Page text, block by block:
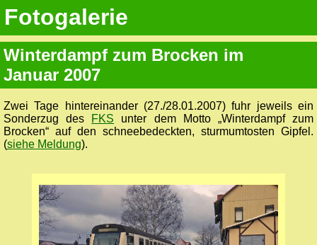
Fotogalerie
Winterdampf zum Brocken im
Januar 2007
Zwei Tage hintereinander (27./28.01.2007) fuhr jeweils ein
Sonderzug des
FKS unter dem Motto „Winterdampf zum
Brocken“ auf den schneebedeckten, sturmumtosten Gipfel.
(siehe Meldung).